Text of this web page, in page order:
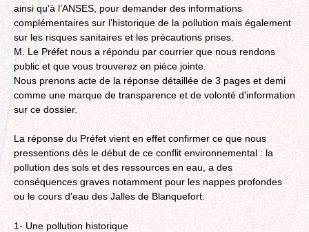
ainsi qu’à l’ANSES, pour demander des informations
complémentaires sur l’historique de la pollution mais également
sur les risques sanitaires et les précautions prises.
M. Le Préfet nous a répondu par courrier que nous rendons
public et que vous trouverez en pièce jointe.
Nous prenons acte de la réponse détaillée de 3 pages et demi
comme une marque de transparence et de volonté d'information
sur ce dossier.
La réponse du Préfet vient en effet confirmer ce que nous
pressentions dès le début de ce conflit environnemental : la
pollution des sols et des ressources en eau, a des
conséquences graves notamment pour les nappes profondes
ou le cours d'eau des Jalles de Blanquefort.
1- Une pollution historique